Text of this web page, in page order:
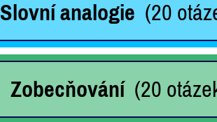
Slovní analogie (20
Zobecňování(20